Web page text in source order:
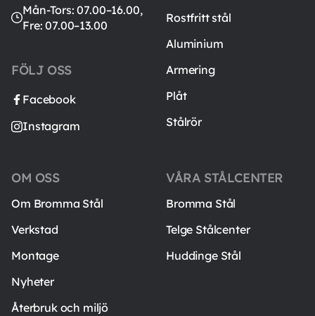
Mån-Tors: 07.00–16.00,
Fre: 07.00–13.00
FÖLJ OSS
Facebook
Instagram
Rostfritt stål
Aluminium
Armering
Plåt
Stålrör
VÅRA STÅLCENTER
Bromma Stål
Telge Stålcenter
Huddinge Stål
OM OSS
Om Bromma Stål
Verkstad
Montage
Nyheter
Återbruk och miljö